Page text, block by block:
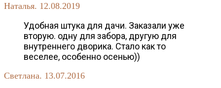
Наталья. 12.08.2019
Удобная штука для дачи. Заказали уже
вторую. одну для забора, другую для
внутреннего дворика. Стало как то
веселее, особенно осенью))
Светлана. 13.07.2016